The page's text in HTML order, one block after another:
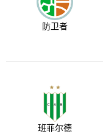
防卫者
班菲尔德